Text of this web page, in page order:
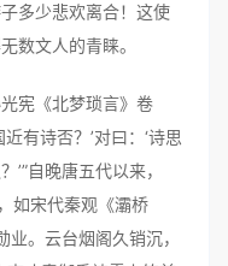
多少悲欢离合！这使
数文人的青睐。
宪《北梦琐言》卷
有诗否？’对曰：‘诗思
自晚唐五代以来，
如宋代秦观《灞桥
。云台烟阁久销沉，